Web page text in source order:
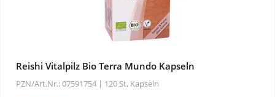
Reishi Vitalpilz Bio Terra Mundo Kapseln
PZN/Art.Nr.: 07591754 | 120 St, Kapseln